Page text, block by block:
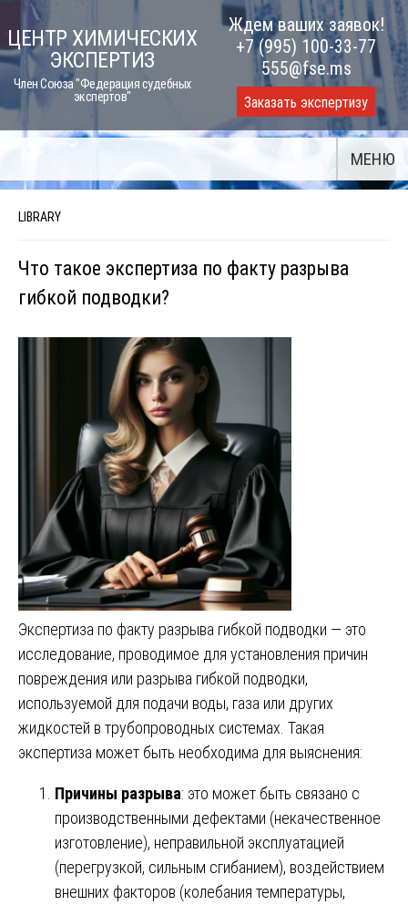
Skip
to
content
ЦЕНТР ХИМИЧЕСКИХ
ЭКСПЕРТИЗ
Член Союза "Федерация судебных
экспертов"
Ждем ваших заявок!
+7 (995) 100-33-77
555@fse.ms
Заказать экспертизу
МЕНЮ
LIBRARY
Что такое экспертиза по факту разрыва
гибкой подводки?
Экспертиза по факту разрыва гибкой подводки — это
исследование, проводимое для установления причин
повреждения или разрыва гибкой подводки,
используемой для подачи воды, газа или других
жидкостей в трубопроводных системах. Такая
экспертиза может быть необходима для выяснения:
Причины разрыва: это может быть связано с
производственными дефектами (некачественное
изготовление), неправильной эксплуатацией
(перегрузкой, сильным сгибанием), воздействием
внешних факторов (колебания температуры,